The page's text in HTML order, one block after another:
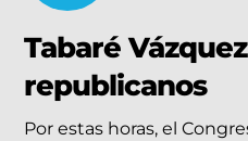
Tabaré
republicanos
Por estas horas, el